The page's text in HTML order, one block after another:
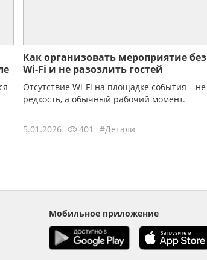
Как организовать мероприятие без
Wi-Fi и не разозлить гостей
Отсутствие Wi-Fi на площадке события – не
редкость, а обычный рабочий момент.
5.01.2026 401 #Детали
Мобильное приложение